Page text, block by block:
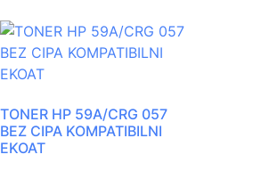
TONER HP 59A/CRG 057
BEZ CIPA KOMPATIBILNI
EKOAT